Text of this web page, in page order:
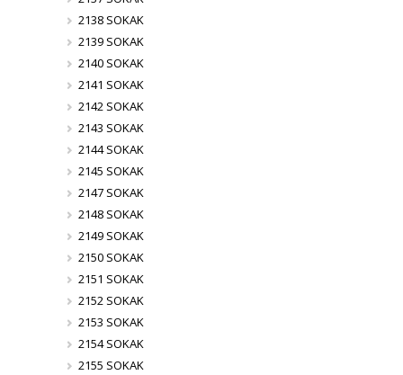
2138 SOKAK
2139 SOKAK
2140 SOKAK
2141 SOKAK
2142 SOKAK
2143 SOKAK
2144 SOKAK
2145 SOKAK
2147 SOKAK
2148 SOKAK
2149 SOKAK
2150 SOKAK
2151 SOKAK
2152 SOKAK
2153 SOKAK
2154 SOKAK
2155 SOKAK